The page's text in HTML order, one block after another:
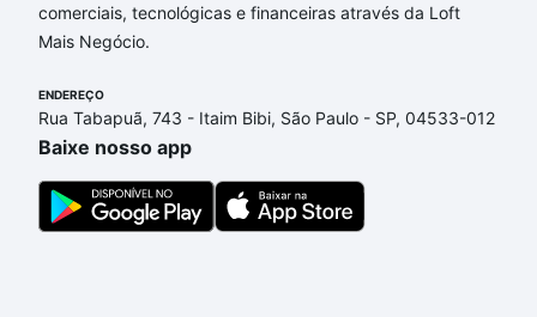
comerciais, tecnológicas e financeiras através da Loft
Mais Negócio.
ENDEREÇO
Rua Tabapuã, 743 - Itaim Bibi, São Paulo - SP, 04533-012
Baixe nosso app